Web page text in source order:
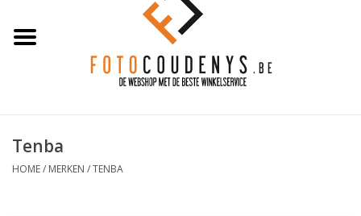
PROMO
Tenba
HOME/ MERKEN /TENBA